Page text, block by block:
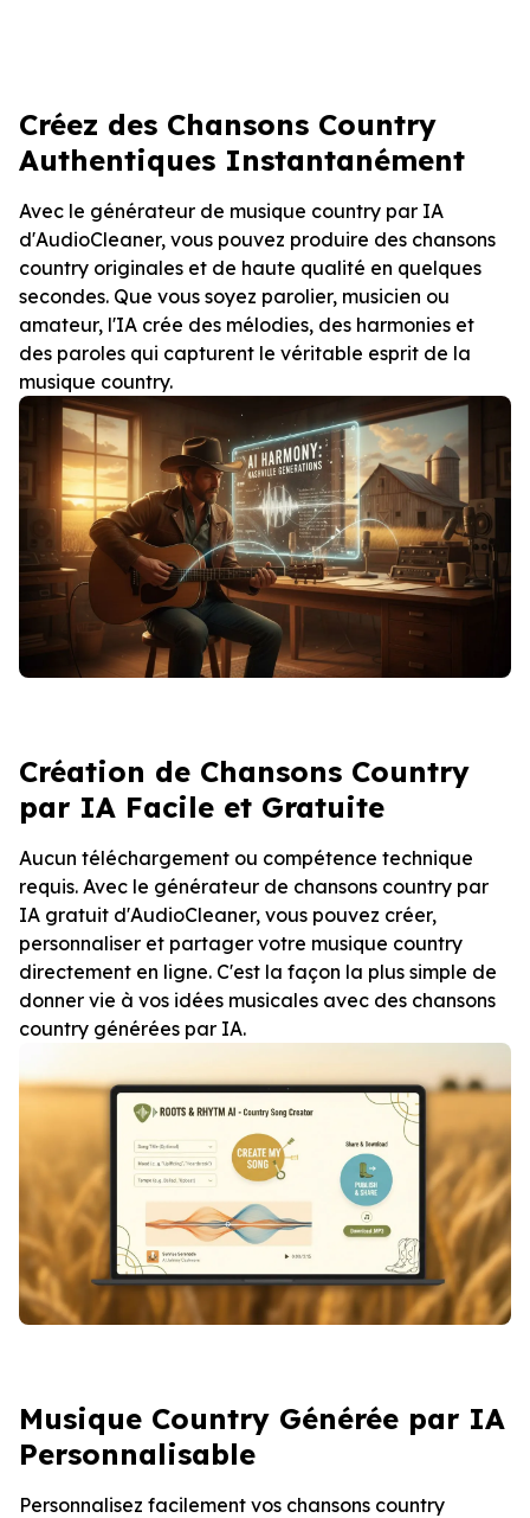
Créez des Chansons Country
Authentiques Instantanément
Avec le générateur de musique country par IA
d'AudioCleaner, vous pouvez produire des chansons
country originales et de haute qualité en quelques
secondes. Que vous soyez parolier, musicien ou
amateur, l'IA crée des mélodies, des harmonies et
des paroles qui capturent le véritable esprit de la
musique country.
Création de Chansons Country
par IA Facile et Gratuite
Aucun téléchargement ou compétence technique
requis. Avec le générateur de chansons country par
IA gratuit d'AudioCleaner, vous pouvez créer,
personnaliser et partager votre musique country
directement en ligne. C'est la façon la plus simple de
donner vie à vos idées musicales avec des chansons
country générées par IA.
Musique Country Générée par IA
Personnalisable
Personnalisez facilement vos chansons country